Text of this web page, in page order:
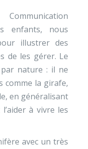
enfants, nous
illustrer des
de les gérer. Le
par nature : il ne
comme la girafe,
en généralisant
à vivre les
avec un très